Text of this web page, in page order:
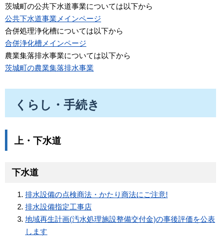
茨城町の公共下水道事業については以下から
公共下水道事業メインページ
合併処理浄化槽については以下から
合併浄化槽メインページ
農業集落排水事業については以下から
茨城町の農業集落排水事業
くらし・手続き
上・下水道
下水道
排水設備の点検商法・かたり商法にご注意!
排水設備指定工事店
地域再生計画(汚水処理施設整備交付金)の事後評価を公表
します